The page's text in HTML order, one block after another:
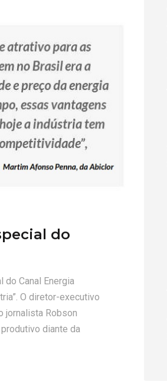
do
Canal Energia
O diretor-executivo
jornalista Robson
diante da